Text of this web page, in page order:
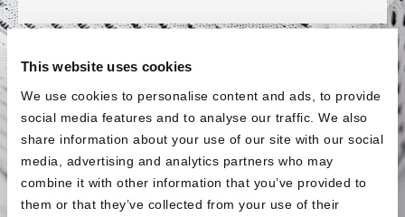
This website uses cookies
We use cookies to personalise content and ads, to provide
social media features and to analyse our traffic. We also
share information about your use of our site with our social
media, advertising and analytics partners who may
combine it with other information that you’ve provided to
them or that they’ve collected from your use of their
Retirez, lavez, c'est prêt
L'alèse BODYGUARD ®ee retire facilement et passe en
machine à 60 °C pour un nettoyage complet. Sa surface
à séchage rapide permet de la réutiliser rapidement, pour
une protection toujours prête à accompagner vos nuits.